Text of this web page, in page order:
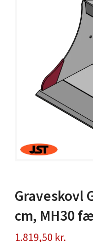
Graveskovl
cm, MH30
1.819,50 kr.